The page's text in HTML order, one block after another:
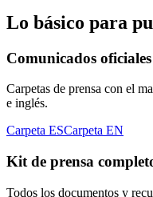
Lo básico para
Comunicados
Carpetas de prensa con el
e inglés.
Carpeta ESCarpeta EN
Kit de prensa
Todos los documentos y